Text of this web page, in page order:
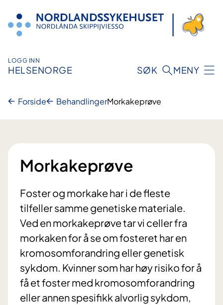
innhold
LOGG INN
HELSENORGE SØK MENY
Forside BehandlingerMorkakeprøve
Morkakeprøve
Foster og morkake har i de fleste
tilfeller samme genetiske materiale.
Ved en morkakeprøve tar vi celler fra
morkaken for å se om fosteret har en
kromosomforandring eller genetisk
sykdom. Kvinner som har høy risiko for å
få et foster med kromosomforandring
eller annen spesifikk alvorlig sykdom,